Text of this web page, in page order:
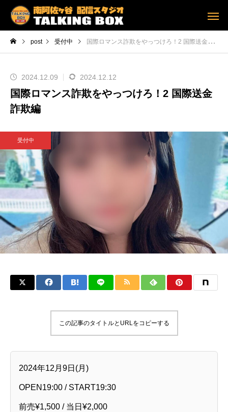
post 受付中 国際ロマンス詐欺をやっつけろ！2 国際送金詐欺編
2024.12.09 2024.12.12
国際ロマンス詐欺をやっつけろ！2 国際送金
詐欺編
受付中
この記事のタイトルとURLをコピーする
2024年12月9日(月)
OPEN19:00 / START19:30
前売¥1,500 / 当日¥2,000